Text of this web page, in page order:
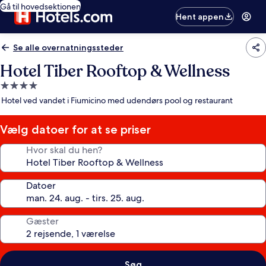
Gå til hovedsektionen
Hent appen
Se alle overnatningssteder
Hotel Tiber Rooftop & Wellness
4.0-
stjernet
Hotel ved vandet i Fiumicino med udendørs pool og restaurant
Vælg datoer for at se priser
Hvor skal du hen?
Datoer
Gæster